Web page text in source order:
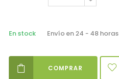
En stock Envío en 24 - 48 horas
COMPRAR